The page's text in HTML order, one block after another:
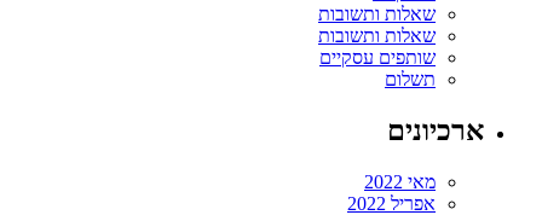
שאלות ותשובות
שאלות ותשובות
שותפים עסקיים
תשלום
ארכיונים
מאי 2022
אפריל 2022